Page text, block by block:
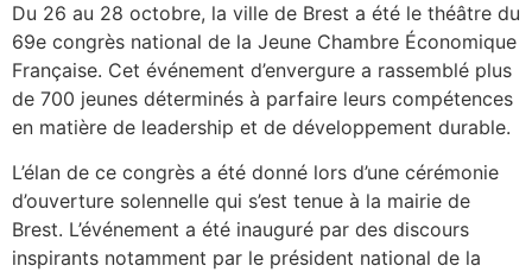
Du 26 au 28 octobre, la ville de Brest a été le théâtre du
69e congrès national de la Jeune Chambre Économique
Française. Cet événement d’envergure a rassemblé plus
de 700 jeunes déterminés à parfaire leurs compétences
en matière de leadership et de développement durable.
L’élan de ce congrès a été donné lors d’une cérémonie
d’ouverture solennelle qui s’est tenue à la mairie de
Brest. L’événement a été inauguré par des discours
inspirants notamment par le président national de la